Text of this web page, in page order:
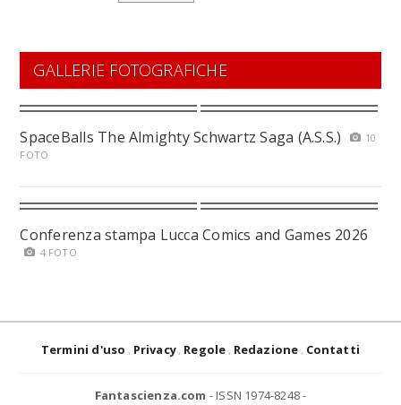
GALLERIE FOTOGRAFICHE
SpaceBalls The Almighty Schwartz Saga (A.S.S.)
10
FOTO
Conferenza stampa Lucca Comics and Games 2026
4 FOTO
Termini d'uso Privacy Regole Redazione Contatti
Fantascienza.com - ISSN 1974-8248 -